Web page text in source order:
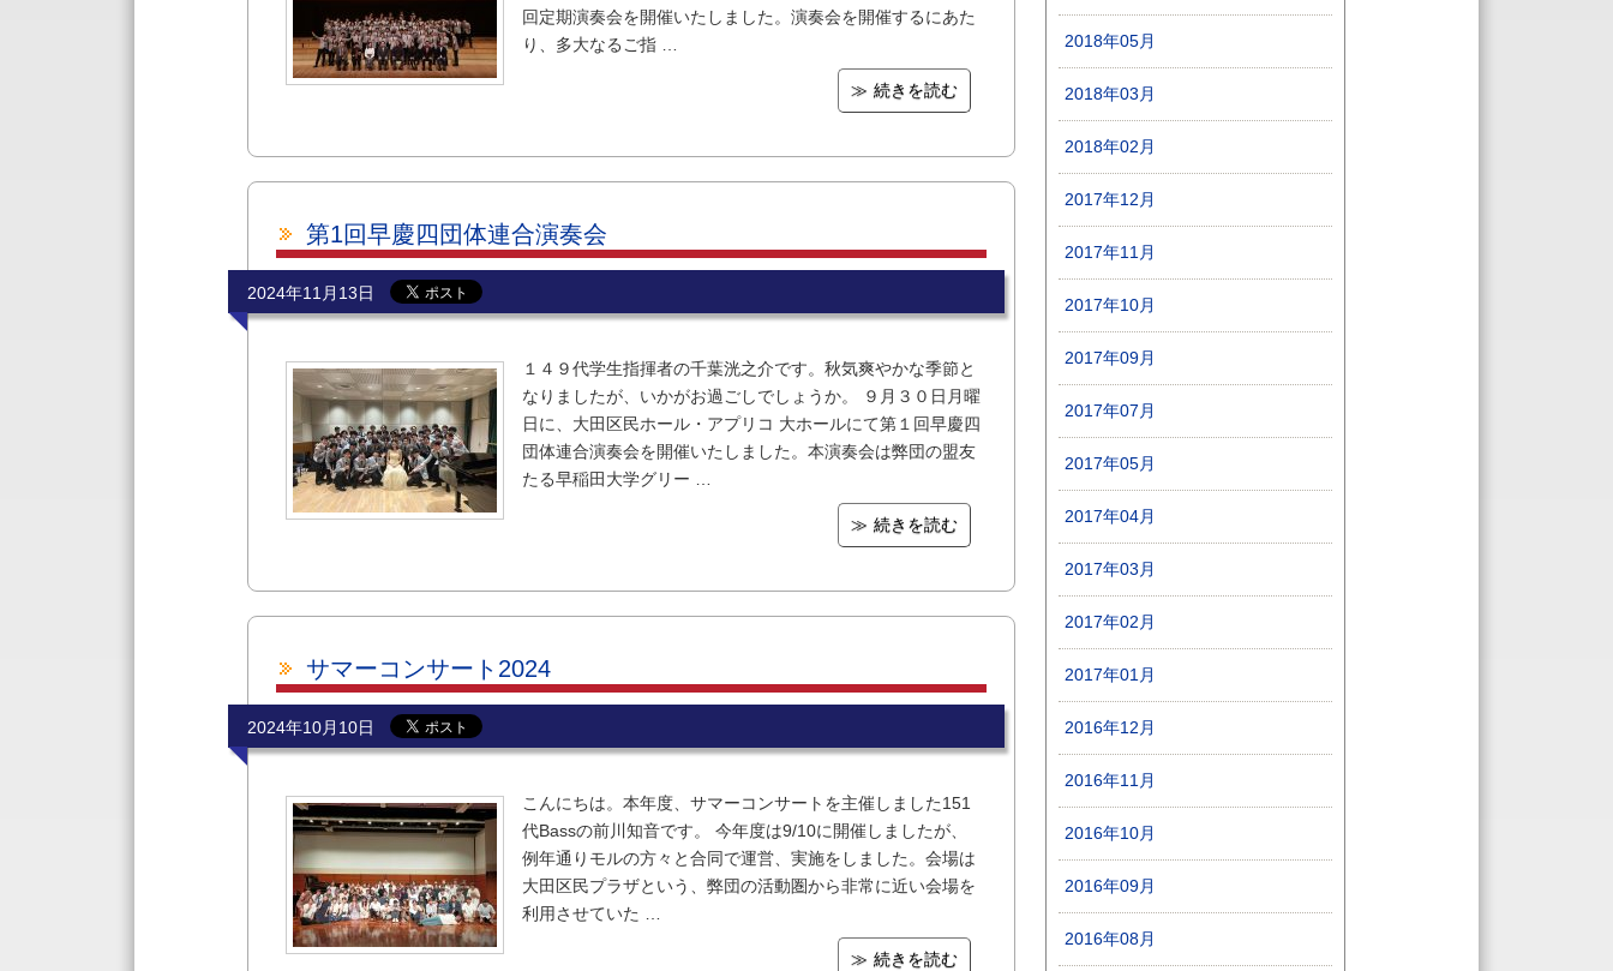
回定期演奏会を開催いたしました。演奏会を開催するにあた
り、多大なるご指 …
続きを読む
第1回早慶四団体連合演奏会
2024年11月13日
１４９代学生指揮者の千葉洸之介です。秋気爽やかな季節と
なりましたが、いかがお過ごしでしょうか。 ９月３０日月曜
日に、大田区民ホール・アプリコ 大ホールにて第１回早慶四
団体連合演奏会を開催いたしました。本演奏会は弊団の盟友
たる早稲田大学グリー …
続きを読む
サマーコンサート2024
2024年10月10日
こんにちは。本年度、サマーコンサートを主催しました151
代Bassの前川知音です。 今年度は9/10に開催しましたが、
例年通りモルの方々と合同で運営、実施をしました。会場は
大田区民プラザという、弊団の活動圏から非常に近い会場を
利用させていた …
続きを読む
2018年05月
2018年03月
2018年02月
2017年12月
2017年11月
2017年10月
2017年09月
2017年07月
2017年05月
2017年04月
2017年03月
2017年02月
2017年01月
2016年12月
2016年11月
2016年10月
2016年09月
2016年08月